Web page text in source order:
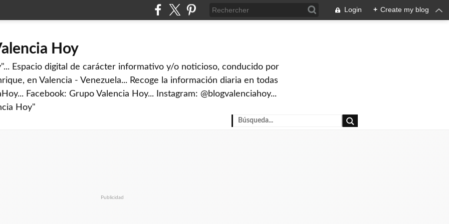
Login + Create my blog
Hoy
Espacio digital de carácter informativo y/o noticioso, conducido por
en Valencia - Venezuela... Recoge la información diaria en todas
Facebook: Grupo Valencia Hoy... Instagram: @blogvalenciahoy...
Hoy"
Publicidad